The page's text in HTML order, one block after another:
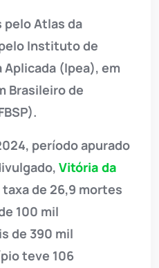
pelo Atlas da
Instituto de
Aplicada (Ipea), em
Brasileiro de
período apurado
Vitória da
de 26,9 mortes
100 mil
de 390 mil
teve 106